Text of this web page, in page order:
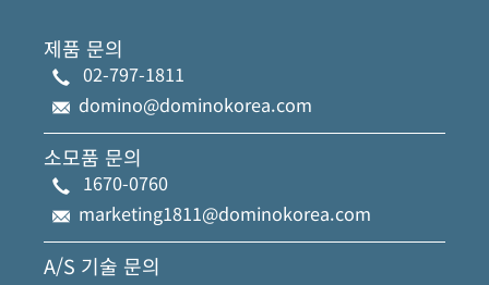
제품 문의
02-797-1811
domino@dominokorea.com
소모품 문의
1670-0760
marketing1811@dominokorea.com
A/S 기술 문의